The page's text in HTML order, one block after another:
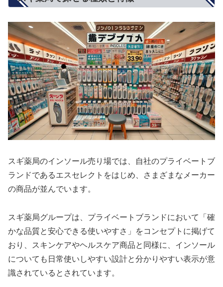
スギ薬局のインソール売り場では、自社のプライベートブ
ランドであるエスセレクトをはじめ、さまざまなメーカー
の商品が並んでいます。
スギ薬局グループは、プライベートブランドにおいて「確
かな品質と安心できる使いやすさ」をコンセプトに掲げて
おり、スキンケアやヘルスケア商品と同様に、インソール
についても日常使いしやすい設計と分かりやすい表示が意
識されているとされています。